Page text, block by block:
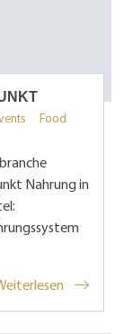
Food
Nahrung in